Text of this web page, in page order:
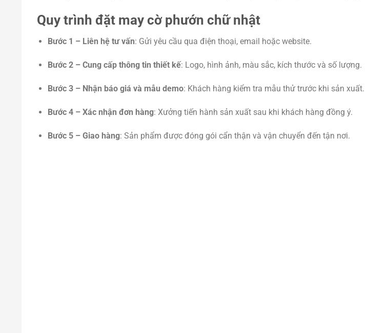
Quy trình đặt may cờ phướn chữ nhật
Bước 1 – Liên hệ tư vấn: Gửi yêu cầu qua điện thoại, email hoặc website.
Bước 2 – Cung cấp thông tin thiết kế: Logo, hình ảnh, màu sắc, kích thước và số lượng.
Bước 3 – Nhận báo giá và mẫu demo: Khách hàng kiểm tra mẫu thử trước khi sản xuất.
Bước 4 – Xác nhận đơn hàng: Xưởng tiến hành sản xuất sau khi khách hàng đồng ý.
Bước 5 – Giao hàng: Sản phẩm được đóng gói cẩn thận và vận chuyển đến tận nơi.